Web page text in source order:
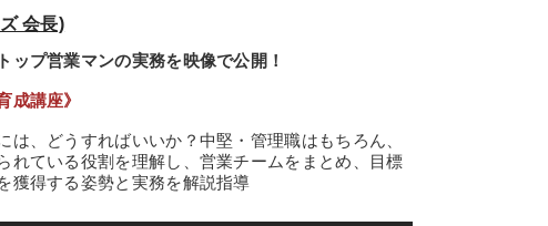
会長)
ップ営業マンの実務を映像で公開！
成講座》
、どうすればいいか？中堅・管理職はもちろん、
れている役割を理解し、営業チームをまとめ、目標
獲得する姿勢と実務を解説指導